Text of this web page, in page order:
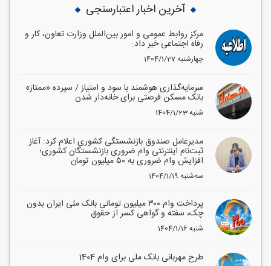
آخرین اخبار اعتبارسنجی
مرکز روابط عمومی و امور بین‌الملل وزارت تعاون، کار و
رفاه اجتماعی خبر داد:
1404/1/27 چهارشنبه
سرمایه‌گذاری هوشمند با سود و امتیاز / سپرده «ممتاز»
بانک مسکن فرصتی برای خانه‌دار شدن
1404/1/23 شنبه
مدیرعامل صندوق بازنشستگی کشوری اعلام کرد: آغاز
ثبت‌نام اینترنتی وام ضروری بازنشستگان کشوری؛
افزایش وام ضروری به ۵۰ میلیون تومان
1404/1/19 سه‌شنبه
پرداخت وام ۳۰۰ میلیون تومانی بانک ملی ایران بدون
چک، سفته و گواهی کسر از حقوق
1404/1/16 شنبه
طرح مهربانی بانک ملی برای وام 1404